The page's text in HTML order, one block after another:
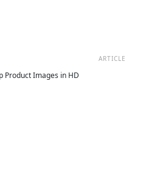
ARTICLE
Product Images in HD